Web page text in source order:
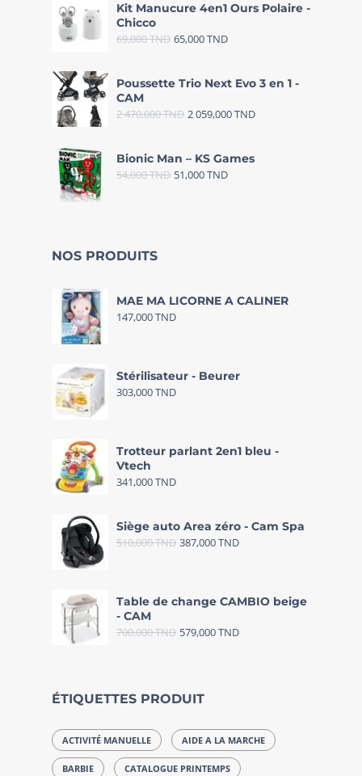
Kit Manucure 4en1 Ours Polaire -
Chicco
69,000TND 65,000TND
Poussette Trio Next Evo 3 en 1 -
CAM
2 470,000TND 2 059,000TND
Bionic Man – KS Games
54,000TND 51,000TND
NOS PRODUITS
MAE MA LICORNE A CALINER
147,000TND
Stérilisateur - Beurer
303,000TND
Trotteur parlant 2en1 bleu -
Vtech
341,000TND
Siège auto Area zéro - Cam Spa
510,000TND 387,000TND
Table de change CAMBIO beige
- CAM
700,000TND 579,000TND
ÉTIQUETTES PRODUIT
ACTIVITÉ MANUELLE AIDE A LA MARCHE
BARBIE CATALOGUE PRINTEMPS